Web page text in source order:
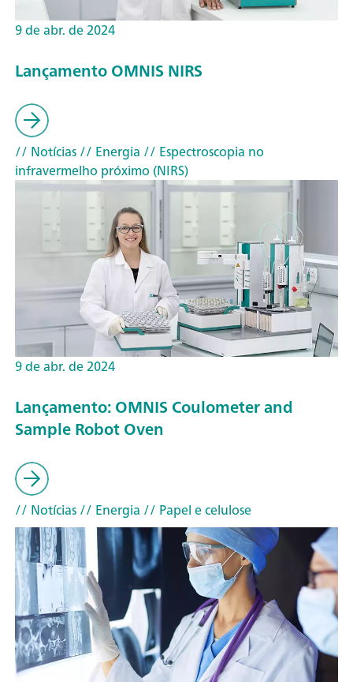
9 de abr. de 2024
Lançamento OMNIS NIRS
// Notícias// Energia // Espectroscopia no
infravermelho próximo (NIRS)
9 de abr. de 2024
Lançamento: OMNIS Coulometer and
Sample Robot Oven
// Notícias// Energia // Papel e celulose